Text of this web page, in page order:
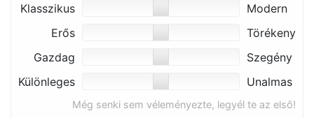
Klasszikus
Modern
Erős
Törékeny
Gazdag
Szegény
Különleges
Unalmas
Még senki sem véleményezte, legyél te az első!